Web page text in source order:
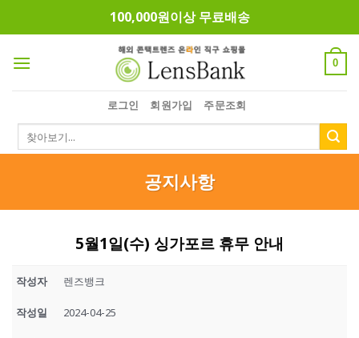
100,000원이상 무료배송
0
로그인 회원가입 주문조회
색:
공지사항
5월1일(수) 싱가포르 휴무 안내
작성자 렌즈뱅크
작성일 2024-04-25